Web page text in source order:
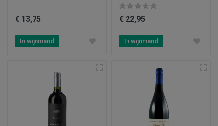
€ 13,75
In wijnmand
€ 22,95
In wijnmand